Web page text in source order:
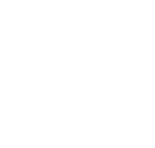
なかったっていうん
が重なりますよね 謎
実はこの作戦のその
込めるなと 絶対に
て 言ってたらしい
よく分かってなかった
くり返されちゃったこと